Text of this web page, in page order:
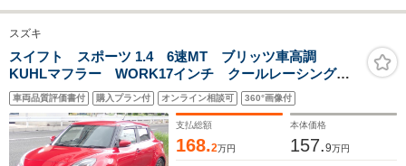
スズキ
スイフト スポーツ 1.4 6速MT ブリッツ車高調
KUHLマフラー WORK17インチ クールレーシングエ
アロ カロッツェリアナビ 地デジ Bluetooth 記録
簿 クルーズコントロール シートヒーター LEDヘッ
ドライト ETC スマートキー
車両品質評価書付 購入プラン付 オンライン相談可 360°画像付
支払総額
168.2万円
本体価格
157.9万円